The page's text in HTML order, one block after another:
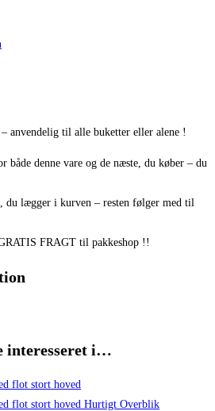
anvendelig til alle buketter eller alene !
både denne vare og de næste, du køber – du
du lægger i kurven – resten følger med til
FRAGT til pakkeshop !!
interesseret i…
Hurtigt Overblik